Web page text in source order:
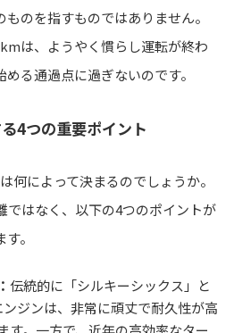
のを指すものではありません。
は、ようやく慣らし運転が終わ
る通過点に過ぎないのです。
4つの重要ポイント
何によって決まるのでしょうか。
ではなく、以下の4つのポイントが
。
伝統的に「シルキーシックス」と
ジンは、非常に頑丈で耐久性が高